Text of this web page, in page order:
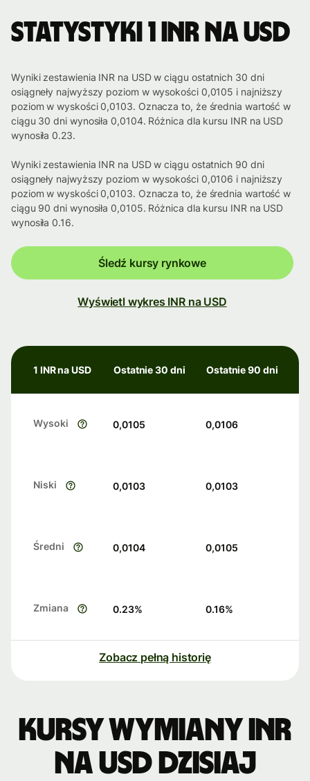
Statystyki 1 INR na USD
Wyniki zestawienia INR na USD w ciągu ostatnich 30 dni
osiągneły najwyższy poziom w wysokości 0,0105 i najniższy
poziom w wyskości 0,0103. Oznacza to, że średnia wartość w
ciągu 30 dni wynosiła 0,0104. Różnica dla kursu INR na USD
wynosiła 0.23.
Wyniki zestawienia INR na USD w ciągu ostatnich 90 dni
osiągneły najwyższy poziom w wysokości 0,0106 i najniższy
poziom w wyskości 0,0103. Oznacza to, że średnia wartość w
ciągu 90 dni wynosiła 0,0105. Różnica dla kursu INR na USD
wynosiła 0.16.
Śledź kursy rynkowe
Wyświetl wykres INR na USD
1 INR na USD Ostatnie 30 dni Ostatnie 90 dni
Wysoki 0,0105 0,0106
Niski 0,0103 0,0103
Średni 0,0104 0,0105
Zmiana 0.23% 0.16%
Zobacz pełną historię
Kursy wymiany INR
na USD dzisiaj